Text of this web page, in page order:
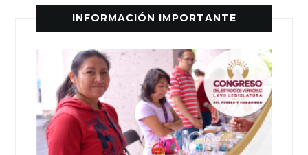
INFORMACIÓN IMPORTANTE